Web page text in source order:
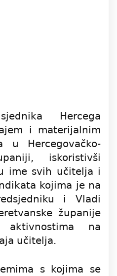
Hercega
i materijalnim
u Hercegovačko-
iskoristivši
ime svih učitelja i
kojima je na
i Vladi
županije
na
učitelja.
s kojima se